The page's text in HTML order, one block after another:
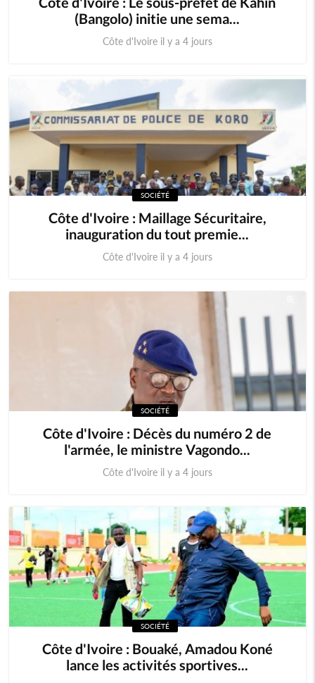
(Bangolo) initie une sema...
Côte d'Ivoire il y a 4 jours
SOCIÉTÉ
Côte d'Ivoire : Maillage Sécuritaire,
inauguration du tout premie...
Côte d'Ivoire il y a 4 jours
SOCIÉTÉ
Côte d'Ivoire : Décès du numéro 2 de
l'armée, le ministre Vagondo...
Côte d'Ivoire il y a 4 jours
SOCIÉTÉ
Côte d'Ivoire : Bouaké, Amadou Koné
lance les activités sportives...